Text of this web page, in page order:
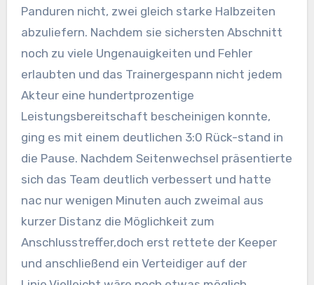
Panduren nicht, zwei gleich starke Halbzeiten
abzuliefern. Nachdem sie sichersten Abschnitt
noch zu viele Ungenauigkeiten und Fehler
erlaubten und das Trainergespann nicht jedem
Akteur eine hundertprozentige
Leistungsbereitschaft bescheinigen konnte,
ging es mit einem deutlichen 3:0 Rück-stand in
die Pause. Nachdem Seitenwechsel präsentierte
sich das Team deutlich verbessert und hatte
nac nur wenigen Minuten auch zweimal aus
kurzer Distanz die Möglichkeit zum
Anschlusstreffer,doch erst rettete der Keeper
und anschließend ein Verteidiger auf der